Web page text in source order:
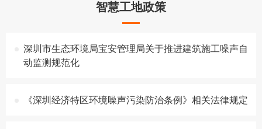
智慧工地政策
深圳市生态环境局宝安管理局关于推进建筑施工噪声自
动监测规范化
《深圳经济特区环境噪声污染防治条例》相关法律规定